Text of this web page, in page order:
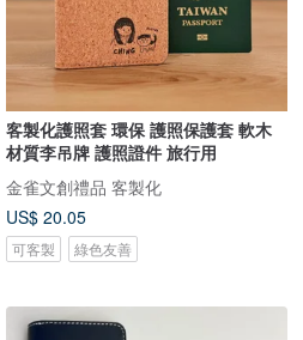
客製化護照套 環保 護照保護套 軟木
材質李吊牌 護照證件 旅行用
金雀文創禮品 客製化
US$ 20.05
可客製 綠色友善